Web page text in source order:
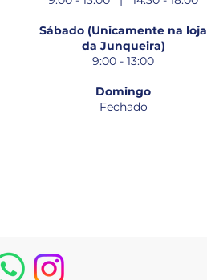
Sábado (Unicamente na loja
da Junqueira)
9:00 - 13:00
Domingo
Fechado